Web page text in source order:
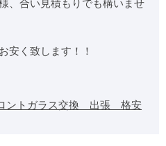
、合い見積もりでも構いませ
安く致します！！
ントガラス交換 出張 格安